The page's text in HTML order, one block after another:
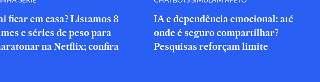
ficar em casa? Listamos 8
e séries de peso para
na Netflix; confira
IA e dependência emocional: até
onde é seguro compartilhar?
Pesquisas reforçam limite